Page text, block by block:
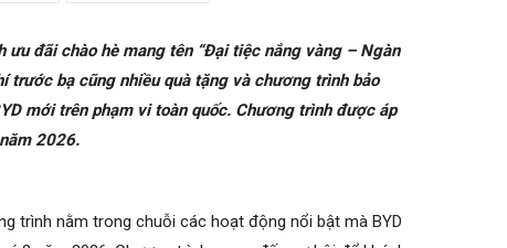
đãi chào hè mang tên “Đại tiệc nắng vàng – Ngàn
trước bạ cũng nhiều quà tặng và chương trình bảo
mới trên phạm vi toàn quốc. Chương trình được áp
2026.
trình nằm trong chuỗi các hoạt động nổi bật mà BYD